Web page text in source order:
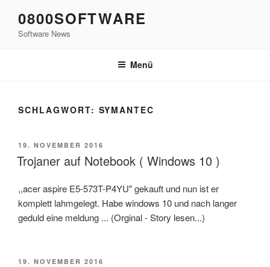
Inhalt
springen
0800SOFTWARE
Software News
Menü
SCHLAGWORT: SYMANTEC
VERÖFFENTLICHT
AM
19. NOVEMBER 2016
Trojaner auf Notebook ( Windows 10 )
,,acer aspire E5-573T-P4YU" gekauft und nun ist er
komplett lahmgelegt. Habe windows 10 und nach langer
geduld eine meldung ... (Orginal - Story lesen...)
VERÖFFENTLICHT
19. NOVEMBER 2016